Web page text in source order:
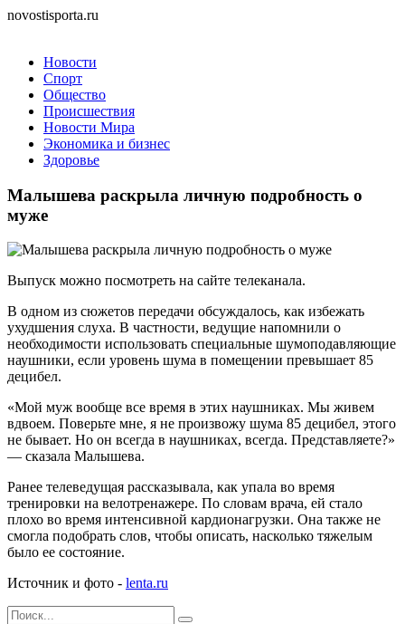
novostisporta.ru
Новости
Спорт
Общество
Происшествия
Новости Мира
Экономика и бизнес
Здоровье
Малышева раскрыла личную подробность о
муже
Выпуск можно посмотреть на сайте телеканала.
В одном из сюжетов передачи обсуждалось, как избежать
ухудшения слуха. В частности, ведущие напомнили о
необходимости использовать специальные шумоподавляющие
наушники, если уровень шума в помещении превышает 85
децибел.
«Мой муж вообще все время в этих наушниках. Мы живем
вдвоем. Поверьте мне, я не произвожу шума 85 децибел, этого
не бывает. Но он всегда в наушниках, всегда. Представляете?»
— сказала Малышева.
Ранее телеведущая рассказывала, как упала во время
тренировки на велотренажере. По словам врача, ей стало
плохо во время интенсивной кардионагрузки. Она также не
смогла подобрать слов, чтобы описать, насколько тяжелым
было ее состояние.
Источник и фото - lenta.ru